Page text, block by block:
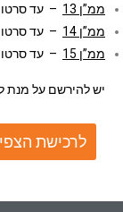
ממ”ן 13
– עד סרטון 36
ממ”ן 14
– עד סרטון 47
ממ”ן 15
– עד סרטון 60
יש להירשם על
לרכישת